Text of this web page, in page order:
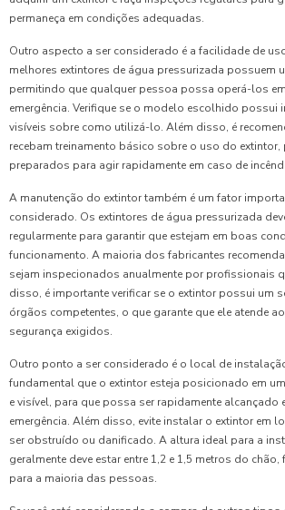
permaneça em condições adequadas.
Outro aspecto a ser considerado é a facilidade de
melhores extintores de água pressurizada possuem
permitindo que qualquer pessoa possa operá-los
emergência. Verifique se o modelo escolhido possui
visíveis sobre como utilizá-lo. Além disso, é
recebam treinamento básico sobre o uso do extintor,
preparados para agir rapidamente em caso de
A manutenção do extintor também é um fator
considerado. Os extintores de água pressurizada
regularmente para garantir que estejam em boas
funcionamento. A maioria dos fabricantes
sejam inspecionados anualmente por profissionais
disso, é importante verificar se o extintor possui um
órgãos competentes, o que garante que ele atende
segurança exigidos.
Outro ponto a ser considerado é o local de
fundamental que o extintor esteja posicionado em
e visível, para que possa ser rapidamente alcançado
emergência. Além disso, evite instalar o extintor em
ser obstruído ou danificado. A altura ideal para a
geralmente deve estar entre 1,2 e 1,5 metros do
para a maioria das pessoas.